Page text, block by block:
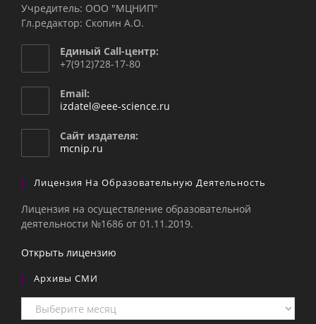
Учредитель: ООО "МЦНИП"
Гл.редактор: Скопин А.О.
Единый Call-центр:
+7(912)728-17-80
Email:
izdatel@eee-science.ru
Сайт издателя:
mcnip.ru
Лицензия На Образовательную Деятельность
Лицензия на осуществление образовательной
деятельности №1686 от 01.11.2019.
Открыть лицензию
Архивы СМИ
Архивы
СМИ